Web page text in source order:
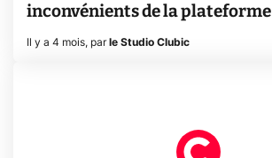
inconvénients de la plateforme
Il y a 4 mois, par le Studio Clubic